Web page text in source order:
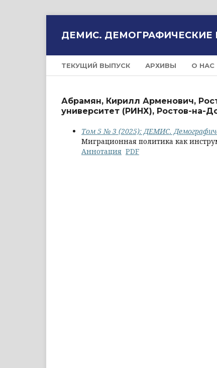
ДЕМИС. ДЕМОГРАФИЧЕСКИЕ
ТЕКУЩИЙ ВЫПУСК АРХИВЫ О НАС
Абрамян, Кирилл Арменович,
университет (РИНХ), Ростов-на-
Том 5 № 3 (2025): ДЕМИС.
Миграционная политика как
Аннотация PDF